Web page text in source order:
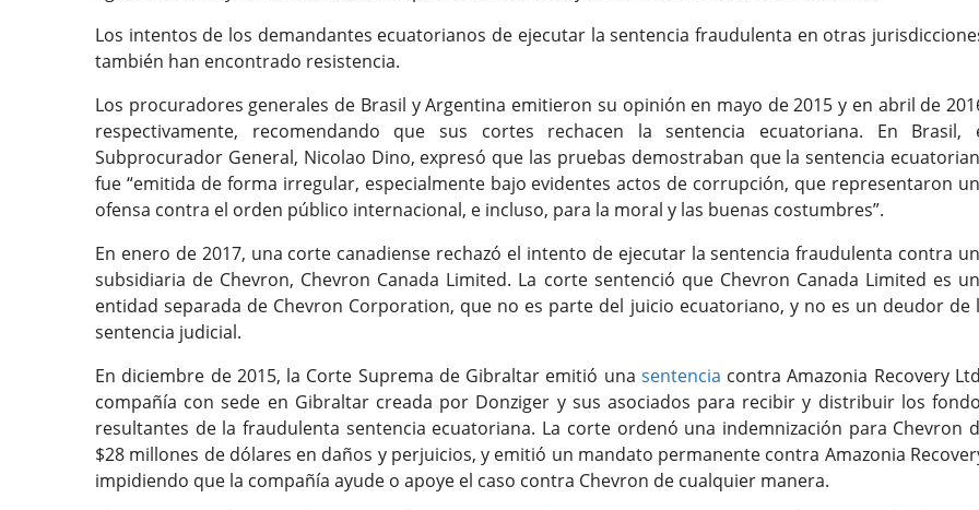
Los intentos de los demandantes ecuatorianos de ejecutar la sentencia fraudulenta en otras
también han encontrado resistencia.
Los procuradores generales de Brasil y Argentina emitieron su opinión en mayo de 2015 y en abril de
respectivamente, recomendando que sus cortes rechacen la sentencia ecuatoriana. En Brasil,
Subprocurador General, Nicolao Dino, expresó que las pruebas demostraban que la sentencia
fue “emitida de forma irregular, especialmente bajo evidentes actos de corrupción, que representaron
ofensa contra el orden público internacional, e incluso, para la moral y las buenas costumbres”.
En enero de 2017, una corte canadiense rechazó el intento de ejecutar la sentencia fraudulenta contra
subsidiaria de Chevron, Chevron Canada Limited. La corte sentenció que Chevron Canada Limited es
entidad separada de Chevron Corporation, que no es parte del juicio ecuatoriano, y no es un deudor de
sentencia judicial.
En diciembre de 2015, la Corte Suprema de Gibraltar emitió una sentencia contra Amazonia Recovery
compañía con sede en Gibraltar creada por Donziger y sus asociados para recibir y distribuir los
resultantes de la fraudulenta sentencia ecuatoriana. La corte ordenó una indemnización para Chevron
$28 millones de dólares en daños y perjuicios, y emitió un mandato permanente contra Amazonia
impidiendo que la compañía ayude o apoye el caso contra Chevron de cualquier manera.